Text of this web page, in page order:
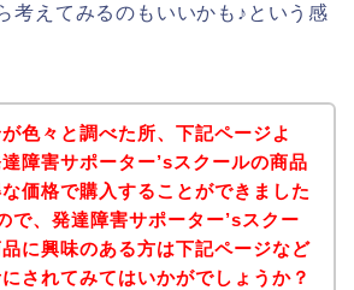
考えてみるのもいいかも♪という感
色々と調べた所、下記ページよ
達障害サポーター’sスクールの商品
価格で購入することができました
で、発達障害サポーター’sスクー
に興味のある方は下記ページなど
されてみてはいかがでしょうか？